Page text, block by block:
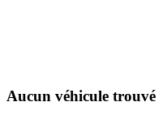
Aucun véhicule trouvé